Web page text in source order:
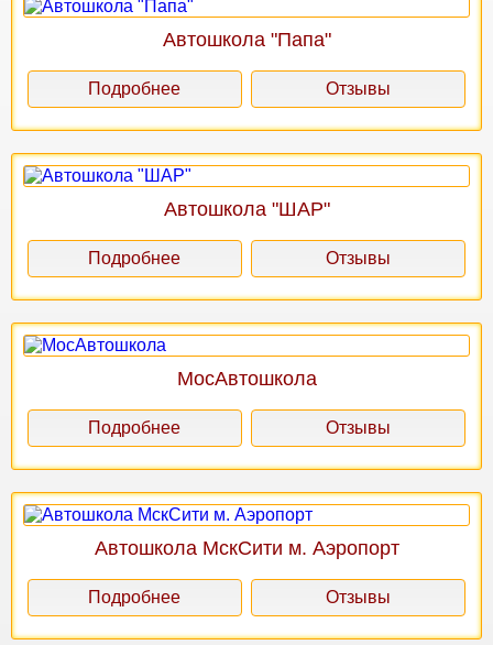
Автошкола "Папа"
Подробнее Отзывы
Автошкола "ШАР"
Подробнее Отзывы
МосАвтошкола
Подробнее Отзывы
Автошкола МскСити м. Аэропорт
Подробнее Отзывы